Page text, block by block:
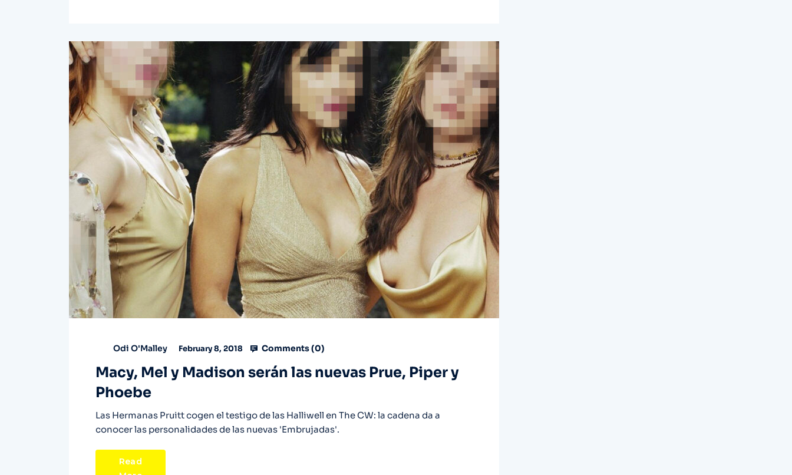
Odi O'Malley February 8, 2018 Comments (0)
Macy, Mel y Madison serán las nuevas Prue, Piper y
Phoebe
Las Hermanas Pruitt cogen el testigo de las Halliwell en The CW: la cadena da a
conocer las personalidades de las nuevas 'Embrujadas'.
Read